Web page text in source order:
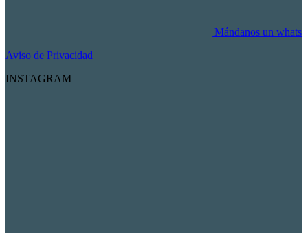
Mándanos un whats
Aviso de Privacidad
INSTAGRAM